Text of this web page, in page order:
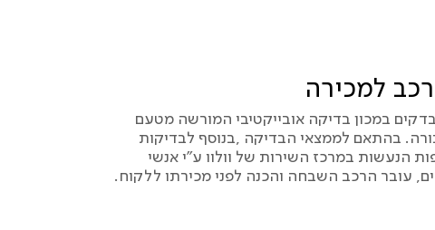
למכירה
במכון בדיקה אובייקטיבי המורשה מטעם
בהתאם לממצאי הבדיקה ,בנוסף לבדיקות
הנעשות במרכז השירות של וולוו ע”י אנשי
עובר הרכב השבחה והכנה לפני מכירתו ללקוח.